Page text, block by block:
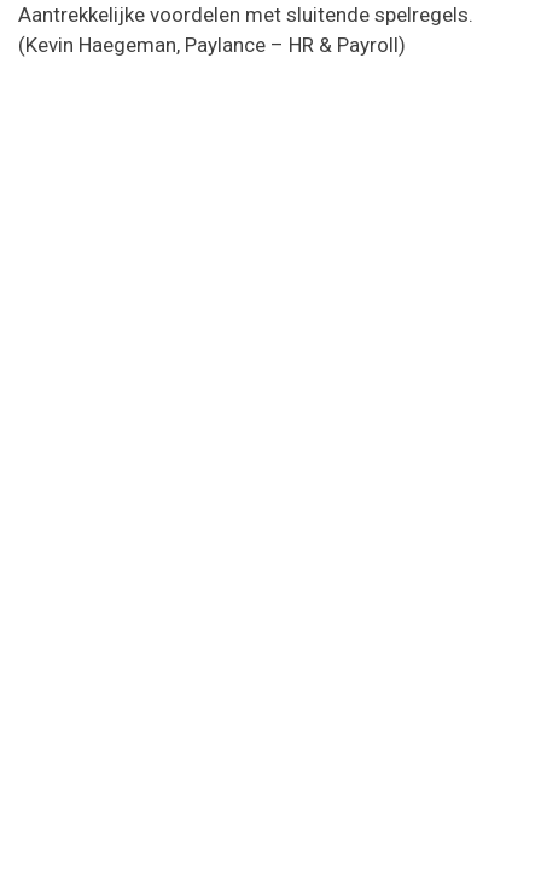
Aantrekkelijke voordelen met sluitende spelregels.
(Kevin Haegeman, Paylance – HR & Payroll)